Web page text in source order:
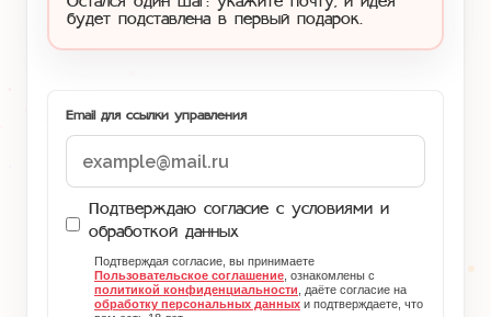
будет подставлена в первый подарок.
Email для ссылки управления
Подтверждаю согласие с условиями и
обработкой данных
Подтверждая согласие, вы принимаете
Пользовательское соглашение , ознакомлены с
политикой конфиденциальности , даёте согласие на
обработку персональных данных и подтверждаете, что